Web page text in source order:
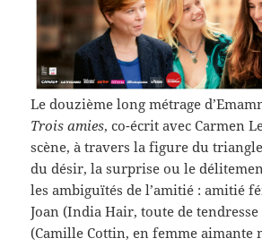
Le douzième long métrage
Trois amies, co-écrit avec Carmen
scène, à travers la figure du
du désir, la surprise ou le
les ambiguïtés de l’amitié : amitié
Joan (India Hair, toute de
(Camille Cottin, en femme aimante